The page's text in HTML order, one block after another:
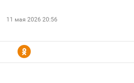
11 мая 2026 20:56
Y